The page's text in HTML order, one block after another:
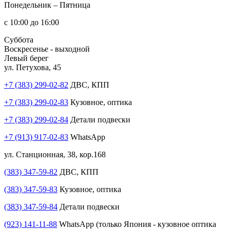
Понедельник – Пятница
с 10:00 до 16:00
Суббота
Воскресенье - выходной
Левый берег
ул. Петухова, 45
+7 (383) 299-02-82 ДВС, КПП
+7 (383) 299-02-83 Кузовное, оптика
+7 (383) 299-02-84 Детали подвески
+7 (913) 917-02-83 WhatsApp
ул. Станционная, 38, кор.168
(383) 347-59-82 ДВС, КПП
(383) 347-59-83 Кузовное, оптика
(383) 347-59-84 Детали подвески
(923) 141-11-88 WhatsApp (только Япония - кузовное оптика